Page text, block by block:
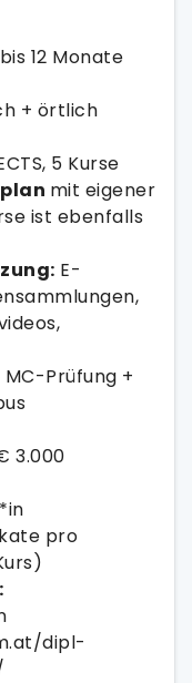
12 Monate
+ örtlich
5 Kurse
mit eigener
ist ebenfalls
E-
Prüfung +
3.000
pro
dipl-